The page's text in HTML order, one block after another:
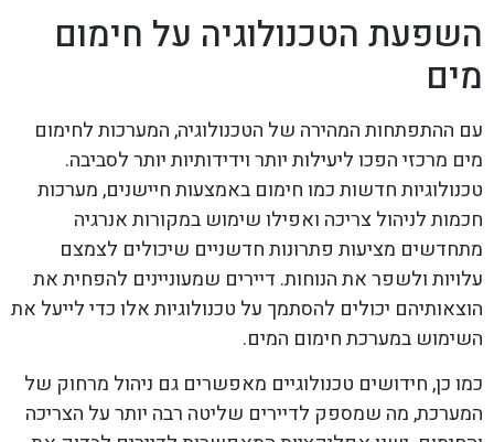
השפעת הטכנולוגיה על חימום
מים
עם ההתפתחות המהירה של הטכנולוגיה, המערכות לחימום
מים מרכזי הפכו ליעילות יותר וידידותיות יותר לסביבה.
טכנולוגיות חדשות כמו חימום באמצעות חיישנים, מערכות
חכמות לניהול צריכה ואפילו שימוש במקורות אנרגיה
מתחדשים מציעות פתרונות חדשניים שיכולים לצמצם
עלויות ולשפר את הנוחות. דיירים שמעוניינים להפחית את
הוצאותיהם יכולים להסתמך על טכנולוגיות אלו כדי לייעל את
השימוש במערכת חימום המים.
כמו כן, חידושים טכנולוגיים מאפשרים גם ניהול מרחוק של
המערכת, מה שמספק לדיירים שליטה רבה יותר על הצריכה